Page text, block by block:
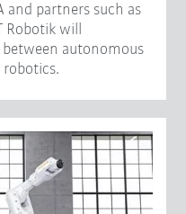
and partners such as
Robotik will
autonomous
robotics.